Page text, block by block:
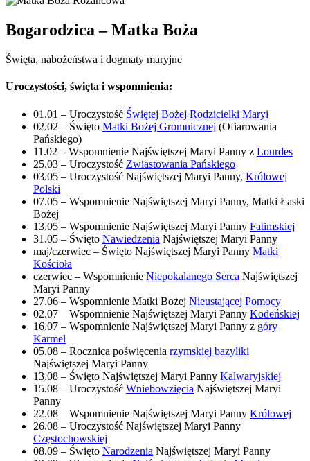
Bogarodzica – Matka Boża
Święta, nabożeństwa i dogmaty maryjne
Uroczystości, święta i wspomnienia:
01.01 – Uroczystość Świętej Bożej Rodzicielki Maryi
02.02 – Święto Matki Bożej Gromnicznej (Ofiarowania
Pańskiego)
11.02 – Wspomnienie Najświętszej Maryi Panny z Lourdes
25.03 – Uroczystość Zwiastowania Pańskiego
03.05 – Uroczystość Najświętszej Maryi Panny, Królowej
Polski
07.05 – Wspomnienie Najświętszej Maryi Panny, Matki Łaski
Bożej
13.05 – Wspomnienie Najświętszej Maryi Panny Fatimskiej
31.05 – Święto Nawiedzenia Najświętszej Maryi Panny
maj/czerwiec – Święto Najświętszej Maryi Panny Matki
Kościoła
czerwiec – Wspomnienie Niepokalanego Serca Najświętszej
Maryi Panny
27.06 – Wspomnienie Matki Bożej Nieustającej Pomocy
02.07 – Wspomnienie Najświętszej Maryi Panny Kodeńskiej
16.07 – Wspomnienie Najświętszej Maryi Panny z góry
Karmel
05.08 – Rocznica poświęcenia rzymskiej bazyliki
Najświętszej Maryi Panny
13.08 – Święto Najświętszej Maryi Panny Kalwaryjskiej
15.08 – Uroczystość Wniebowzięcia Najświętszej Maryi
Panny
22.08 – Wspomnienie Najświętszej Maryi Panny Królowej
26.08 – Uroczystość Najświętszej Maryi Panny
Częstochowskiej
08.09 – Święto Narodzenia Najświętszej Maryi Panny